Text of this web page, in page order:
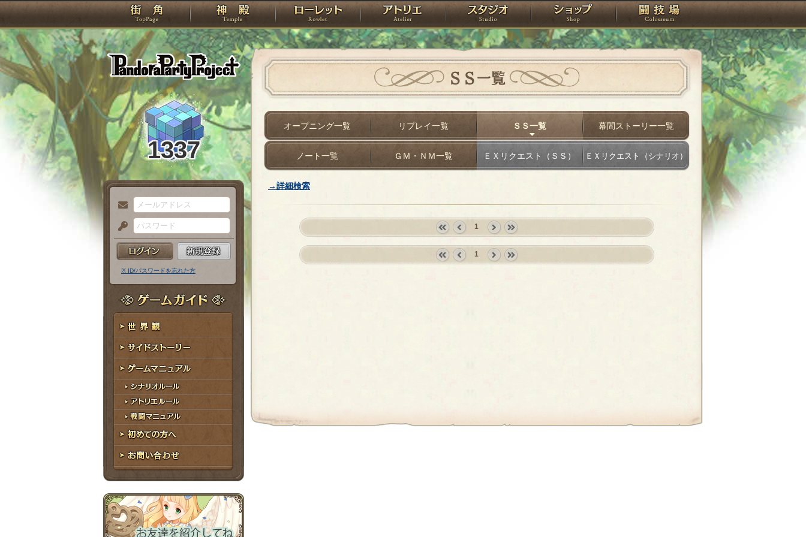
PandoraPartyProject
TOP 神殿 ローレット アトリエ スタジオ ショップ 闘技場
1337
メ
ー
ル
ア
ド
レ
ス
パ
ス
ー
ド
※ ID/パスワードを忘れた方
ゲームガイド
世界観
サイドストーリー
ゲームマニュアル
シナリオルール
アトリエルール
戦闘マニュアル
初めての方へ
お問い合わせ
ＳＳ一覧
オープニング一覧 リプレイ一覧 ＳＳ一覧 幕間ストーリー一覧
ノート一覧 ＧＭ・ＮＭ一覧 ＥＸリクエスト（ＳＳ） ＥＸリクエスト（シナリオ）
→詳細検索
first prev
1
›
»
1